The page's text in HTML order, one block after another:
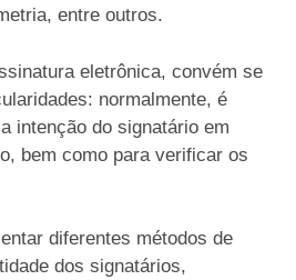
entre outros.
eletrônica, convém se
normalmente, é
intenção do signatário em
bem como para verificar os
diferentes métodos de
dos signatários,